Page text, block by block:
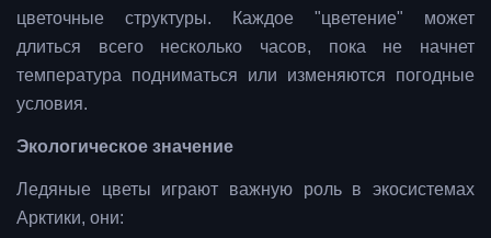
цветочные структуры. Каждое "цветение" может
длиться всего несколько часов, пока не начнет
температура подниматься или изменяются погодные
условия.
Экологическое значение
Ледяные цветы играют важную роль в экосистемах
Арктики, они: